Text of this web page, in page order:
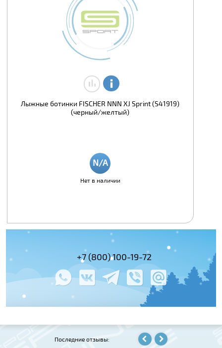
Лыжные ботинки FISCHER NNN XJ Sprint (S41919)
(черный/желтый)
Нет в наличии
+7 (495)
+7 (800) 100-19-72
978-61-54
Последние отзывы: